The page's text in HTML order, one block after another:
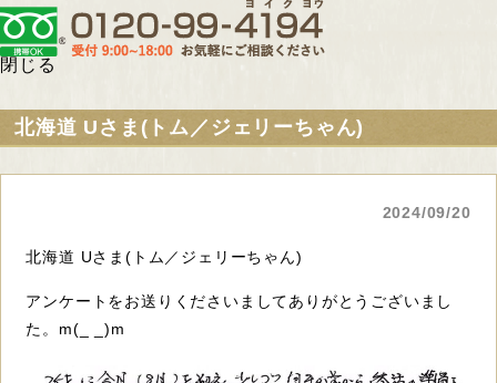
閉じる
北海道 Uさま(トム／ジェリーちゃん)
2024/09/20
北海道 Uさま(トム／ジェリーちゃん)
アンケートをお送りくださいましてありがとうございまし
た。m(_ _)m